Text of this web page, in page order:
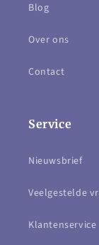
Blog
Over ons
Contact
Service
Nieuwsbrief
Veelgestelde
Klantenservice